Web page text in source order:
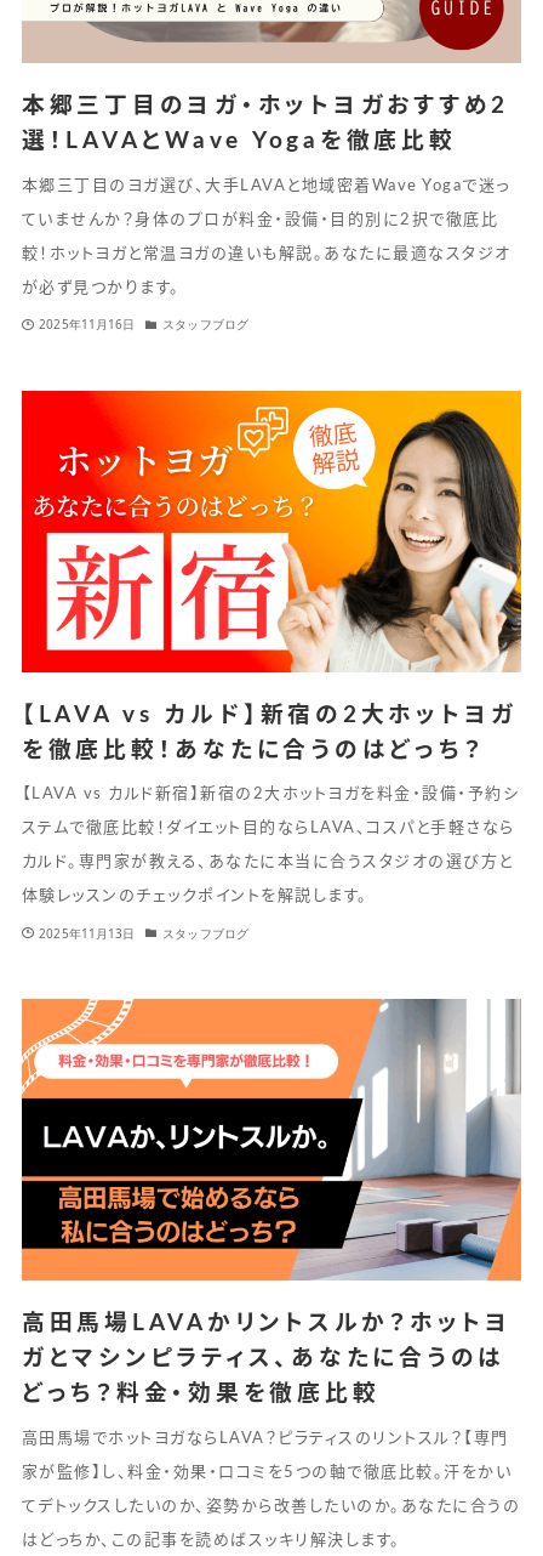
本郷三丁目のヨガ・ホットヨガおすすめ2
選！LAVAとWave Yogaを徹底比較
本郷三丁目のヨガ選び、大手LAVAと地域密着Wave Yogaで迷っ
ていませんか？身体のプロが料金・設備・目的別に2択で徹底比
較！ホットヨガと常温ヨガの違いも解説。あなたに最適なスタジオ
が必ず見つかります。
2025年11月16日 スタッフブログ
【LAVA vs カルド】新宿の2大ホットヨガ
を徹底比較！あなたに合うのはどっち？
【LAVA vs カルド新宿】新宿の2大ホットヨガを料金・設備・予約シ
ステムで徹底比較！ダイエット目的ならLAVA、コスパと手軽さなら
カルド。専門家が教える、あなたに本当に合うスタジオの選び方と
体験レッスンのチェックポイントを解説します。
2025年11月13日 スタッフブログ
高田馬場LAVAかリントスルか？ホットヨ
ガとマシンピラティス、あなたに合うのは
どっち？料金・効果を徹底比較
高田馬場でホットヨガならLAVA？ピラティスのリントスル？【専門
家が監修】し、料金・効果・口コミを5つの軸で徹底比較。汗をかい
てデトックスしたいのか、姿勢から改善したいのか。あなたに合うの
はどっちか、この記事を読めばスッキリ解決します。